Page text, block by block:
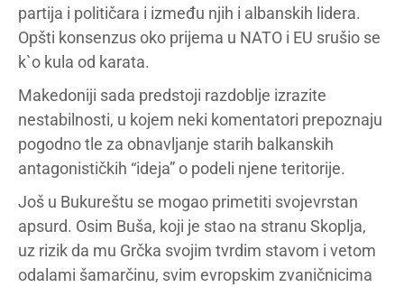
partija i političara i između njih i albanskih lidera.
Opšti konsenzus oko prijema u NATO i EU srušio se
k`o kula od karata.
Makedoniji sada predstoji razdoblje izrazite
nestabilnosti, u kojem neki komentatori prepoznaju
pogodno tle za obnavljanje starih balkanskih
antagonističkih “ideja” o podeli njene teritorije.
Još u Bukureštu se mogao primetiti svojevrstan
apsurd. Osim Buša, koji je stao na stranu Skoplja,
uz rizik da mu Grčka svojim tvrdim stavom i vetom
odalami šamarčinu, svim evropskim zvaničnicima